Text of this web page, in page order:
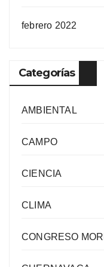
febrero 2022
Categorías
AMBIENTAL
CAMPO
CIENCIA
CLIMA
CONGRESO